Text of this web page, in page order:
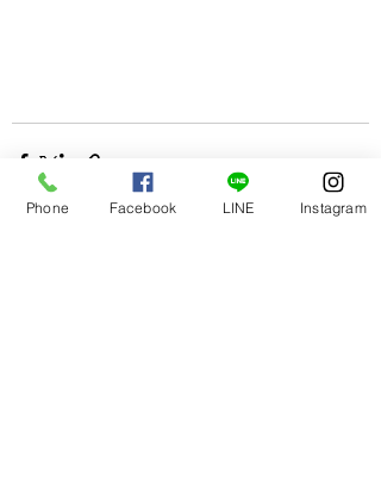
Phone Facebook LINE Instagram